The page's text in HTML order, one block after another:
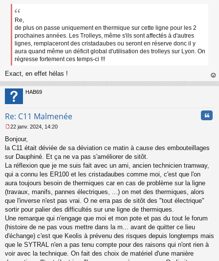
e
Re,
de plus on passe uniquement en thermique sur cette ligne pour les 2
prochaines années. Les Trolleys, même s'ils sont affectés à d'autres
lignes, remplaceront des cristadaubes ou seront en réserve donc il y
aura quand même un déficit global d'utilisation des trolleys sur Lyon. On
régresse fortement ces temps-ci !!!
Exact, en effet hélas !
au
HAB69
Re: C11 Malmenée
e
s
g
e
n
o
u
22 janv. 2024, 14:20
Bonjour,
la C11 était déviée de sa déviation ce matin à cause des embouteillages
sur Dauphiné. Et ça ne va pas s'améliorer de sitôt.
La réflexion que je me suis fait avec un ami, ancien technicien tramway,
qui a connu les ER100 et les cristadaubes comme moi, c'est que l'on
aura toujours besoin de thermiques car en cas de problème sur la ligne
(travaux, manifs, pannes électriques, ...) on met des thermiques, alors
que l'inverse n'est pas vrai. O ne erra pas de sitôt des "tout électrique"
sortir pour palier des difficultés sur une ligne de thermiques.
Une remarque qui n'engage que moi et mon pote et pas du tout le forum
(histoire de ne pas vous mettre dans la m... avant de quitter ce lieu
d'échange) c'est que Keolis à prévenu des risques depuis longtemps mais
que le SYTRAL n'en a pas tenu compte pour des raisons qui n'ont rien à
voir avec la technique. On fait des choix de matériel d'une manière